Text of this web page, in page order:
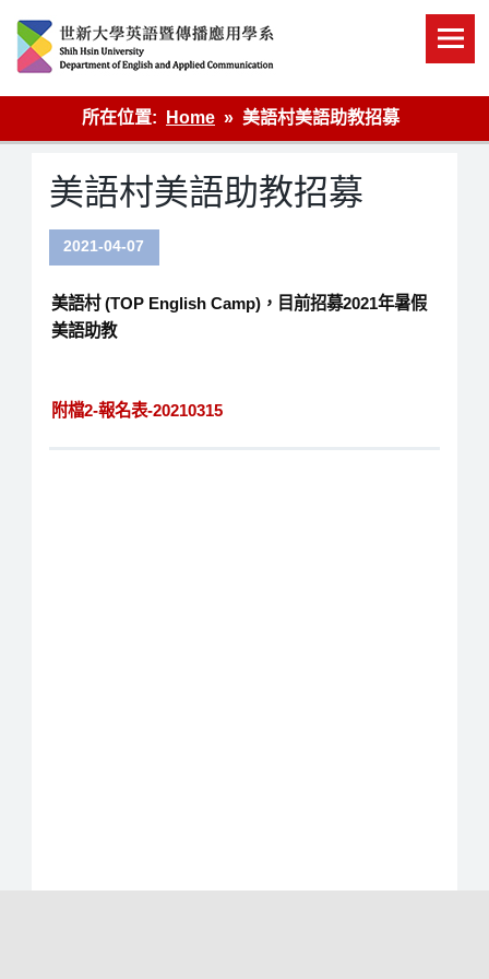
content
英語傳播
所在位置:
Home 美語村美語助教招募
美語村美語助教招募
2021-04-07
美語村 (TOP English Camp)，目前招募2021年暑假
美語助教
附檔2-報名表-20210315